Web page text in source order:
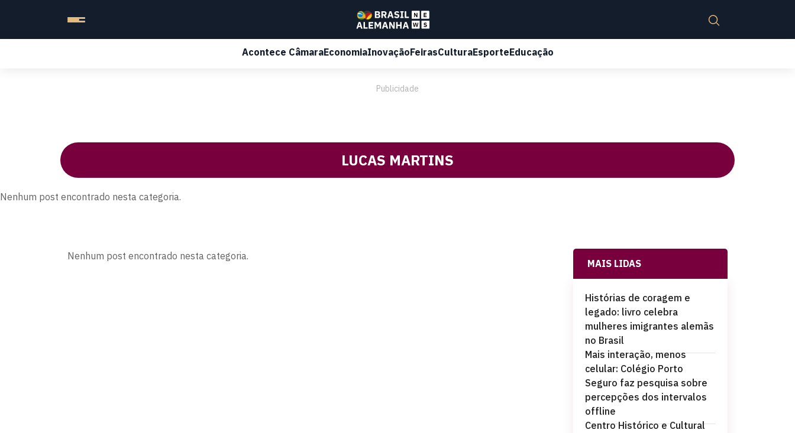
Acontece CâmaraEconomiaInovaçãoFeirasCulturaEsporteEducação
Publicidade
LUCAS MARTINS
Nenhum post encontrado nesta categoria.
Nenhum post encontrado nesta categoria.
MAIS LIDAS
Histórias de coragem e
legado: livro celebra
mulheres imigrantes alemãs
no Brasil
Mais interação, menos
celular: Colégio Porto
Seguro faz pesquisa sobre
percepções dos intervalos
offline
Centro Histórico e Cultural